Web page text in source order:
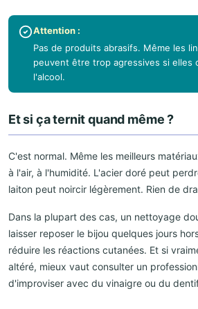
Attention :
Pas de produits abrasifs. Même les
peuvent être trop agressives si elles
l'alcool.
Et si ça ternit quand même ?
C'est normal. Même les meilleurs
à l'air, à l'humidité. L'acier doré peut
laiton peut noircir légèrement. Rien de
Dans la plupart des cas, un nettoyage
laisser reposer le bijou quelques jours
réduire les réactions cutanées. Et si
altéré, mieux vaut consulter un
d'improviser avec du vinaigre ou du